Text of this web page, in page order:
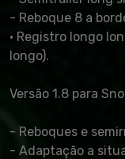
- Reboque 8 a
· Registro longo
longo).
Versão 1.8 para
- Reboques e
- Adaptação a